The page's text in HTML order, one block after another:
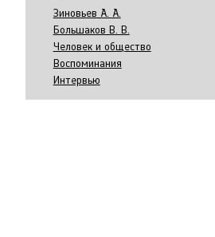
Зиновьев А. А.
Большаков В. В.
Человек и общество
Воспоминания
Интервью